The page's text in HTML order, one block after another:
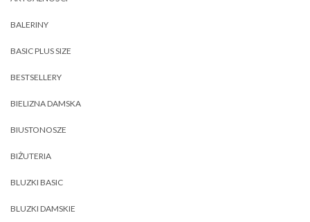
BALERINY
BASIC PLUS SIZE
BESTSELLERY
BIELIZNA DAMSKA
BIUSTONOSZE
BIŻUTERIA
BLUZKI BASIC
BLUZKI DAMSKIE